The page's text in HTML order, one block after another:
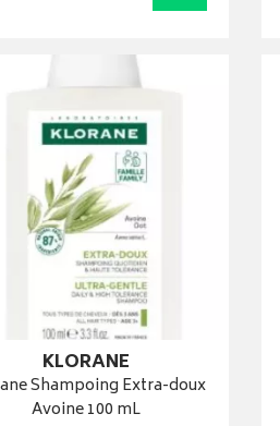
KLORANE
Shampoing Extra-doux
Avoine 100 mL